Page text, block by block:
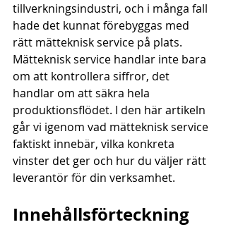
tillverkningsindustri, och i många fall
hade det kunnat förebyggas med
rätt mätteknisk service på plats.
Mätteknisk service handlar inte bara
om att kontrollera siffror, det
handlar om att säkra hela
produktionsflödet. I den här artikeln
går vi igenom vad mätteknisk service
faktiskt innebär, vilka konkreta
vinster det ger och hur du väljer rätt
leverantör för din verksamhet.
Innehållsförteckning